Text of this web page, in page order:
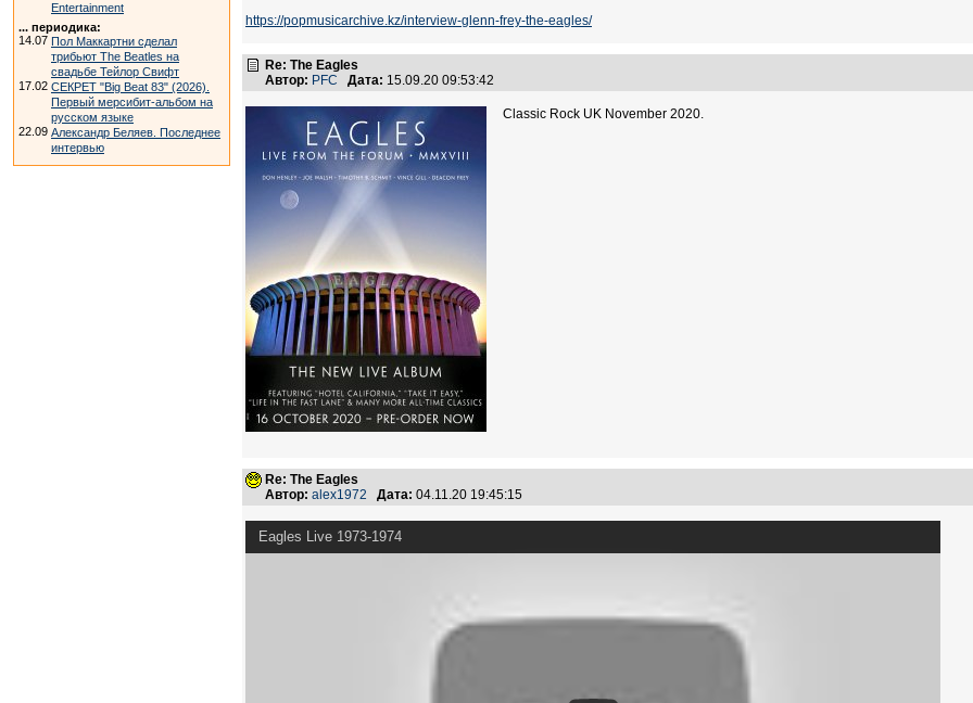
Entertainment
... периодика:
14.07 Пол Маккартни сделал
трибьют The Beatles на
свадьбе Тейлор Свифт
17.02 СЕКРЕТ "Big Beat 83" (2026).
Первый мерсибит-альбом на
русском языке
22.09 Александр Беляев. Последнее
интервью
https://popmusicarchive.kz/interview-glenn-frey-the-eagles/
Re: The Eagles
Автор: PFC Дата: 15.09.20 09:53:42
Classic Rock UK November 2020.
Re: The Eagles
Автор: alex1972 Дата: 04.11.20 19:45:15
Eagles Live 1973-1974